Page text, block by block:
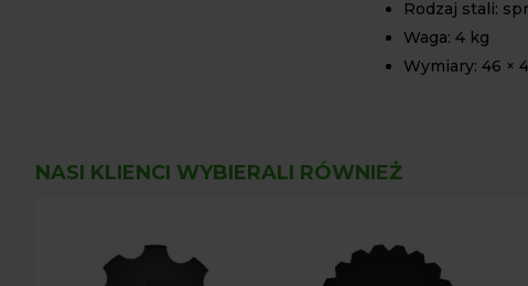
Rodzaj stali:
Waga: 4 kg
Wymiary: 46 ×
NASI KLIENCI WYBIERALI RÓWNIEŻ